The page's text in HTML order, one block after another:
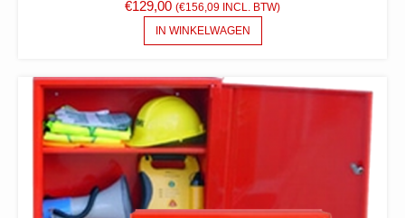
€129,00 (€156,09 INCL. BTW)
IN WINKELWAGEN